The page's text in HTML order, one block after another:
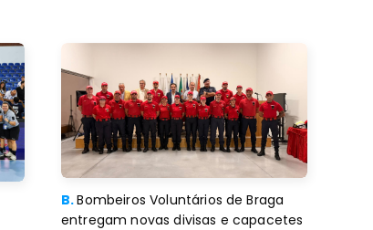
B.Bombeiros Voluntários de Braga
entregam novas divisas e capacetes